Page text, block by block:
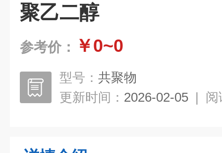
聚乙二醇
参考价： ￥0~0
型号： 共聚物
更新时间： 2026-02-05 | 阅